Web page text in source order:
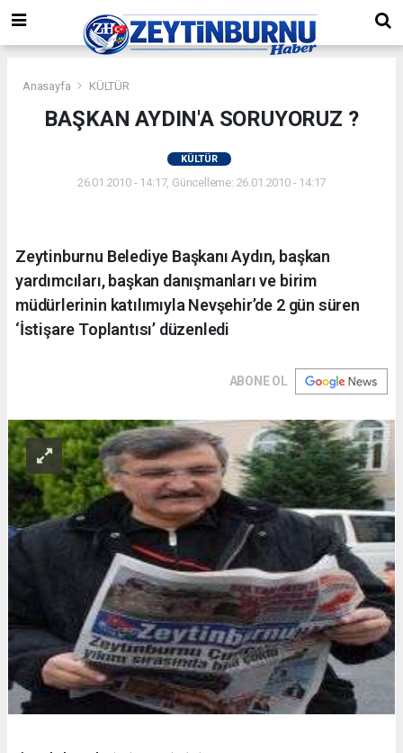
Anasayfa KÜLTÜR
BAŞKAN AYDIN'A SORUYORUZ ?
KÜLTÜR
26.01.2010 - 14:17, Güncelleme: 26.01.2010 - 14:17
Zeytinburnu Belediye Başkanı Aydın, başkan
yardımcıları, başkan danışmanları ve birim
müdürlerinin katılımıyla Nevşehir’de 2 gün süren
‘İstişare Toplantısı’ düzenledi
ABONE OL